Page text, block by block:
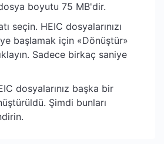
boyutu 75 MB'dir.
seçin. HEIC dosyalarınızı
başlamak için «Dönüştür»
Sadece birkaç saniye
dosyalarınız başka bir
Şimdi bunları